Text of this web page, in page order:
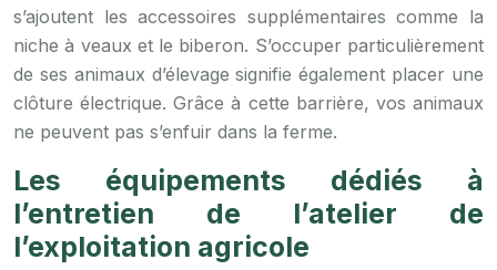
s’ajoutent les accessoires supplémentaires comme la
niche à veaux et le biberon. S’occuper particulièrement
de ses animaux d’élevage signifie également placer une
clôture électrique. Grâce à cette barrière, vos animaux
ne peuvent pas s’enfuir dans la ferme.
Les équipements dédiés à
l’entretien de l’atelier de
l’exploitation agricole